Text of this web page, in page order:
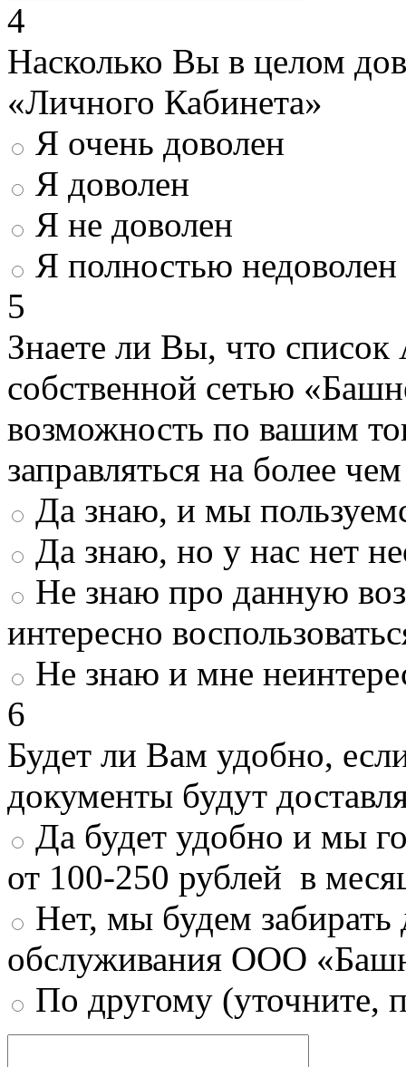
4
Насколько Вы в целом
«Личного Кабинета»
Я очень доволен
Я доволен
Я не доволен
Я полностью недоволен
5
Знаете ли Вы, что
собственной сетью
возможность по вашим
заправляться на более
Да знаю, и мы
Да знаю, но у нас нет
Не знаю про данную
интересно
Не знаю и мне
6
Будет ли Вам удобно,
документы будут
Да будет удобно и мы
от 100-250 рублей в
Нет, мы будем
обслуживания ООО
По другому (уточните,